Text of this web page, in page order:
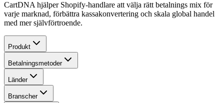
CartDNA hjälper Shopify-handlare att välja rätt betalnings mix för
varje marknad, förbättra kassakonvertering och skala global handel
med mer självförtroende.
Produkt
Betalningsmetoder
Länder
Branscher